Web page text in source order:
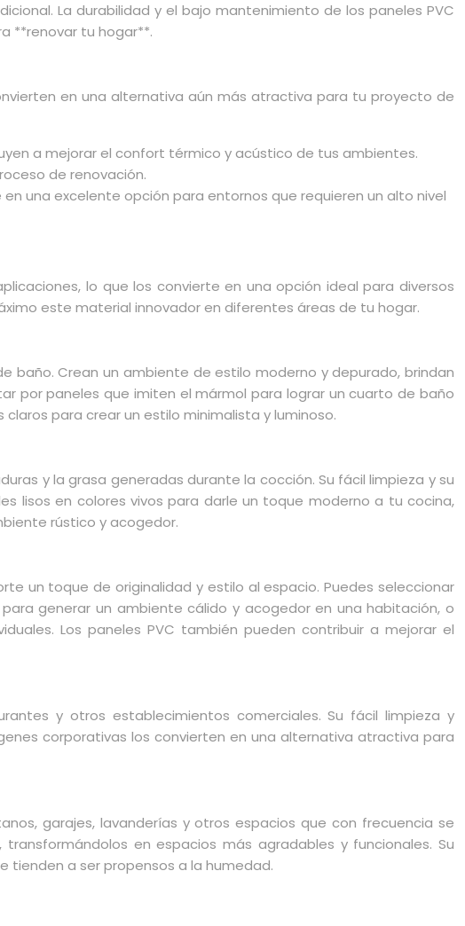
La durabilidad y el bajo mantenimiento de los paneles PVC
**renovar tu hogar**.
en una alternativa aún más atractiva para tu proyecto de
a mejorar el confort térmico y acústico de tus ambientes.
de renovación.
una excelente opción para entornos que requieren un alto nivel
lo que los convierte en una opción ideal para diversos
este material innovador en diferentes áreas de tu hogar.
baño. Crean un ambiente de estilo moderno y depurado, brindan
por paneles que imiten el mármol para lograr un cuarto de baño
para crear un estilo minimalista y luminoso.
y la grasa generadas durante la cocción. Su fácil limpieza y su
lisos en colores vivos para darle un toque moderno a tu cocina,
rústico y acogedor.
un toque de originalidad y estilo al espacio. Puedes seleccionar
generar un ambiente cálido y acogedor en una habitación, o
Los paneles PVC también pueden contribuir a mejorar el
y otros establecimientos comerciales. Su fácil limpieza y
corporativas los convierten en una alternativa atractiva para
garajes, lavanderías y otros espacios que con frecuencia se
en espacios más agradables y funcionales. Su
tienden a ser propensos a la humedad.